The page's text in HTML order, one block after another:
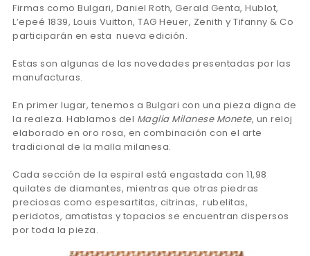
Firmas como Bulgari, Daniel Roth, Gerald Genta, Hublot,
L’epeé 1839, Louis Vuitton, TAG Heuer, Zenith y Tifanny & Co
participarán en esta nueva edición.
Estas son algunas de las novedades presentadas por las
manufacturas.
En primer lugar, tenemos a Bulgari con una pieza digna de
la realeza. Hablamos del Maglia Milanese Monete, un reloj
elaborado en oro rosa, en combinación con el arte
tradicional de la malla milanesa.
Cada sección de la espiral está engastada con 11,98
quilates de diamantes, mientras que otras piedras
preciosas como espesartitas, citrinas, rubelitas,
peridotos, amatistas y topacios se encuentran dispersos
por toda la pieza.